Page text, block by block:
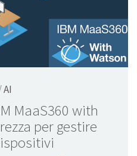
AI
MaaS360 with
per gestire